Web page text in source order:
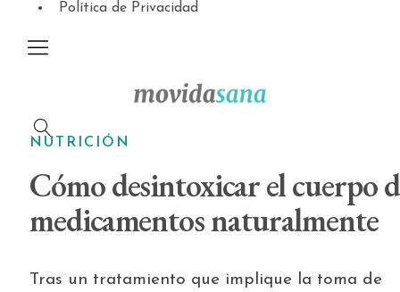
Política de Privacidad
NUTRICIÓN
Cómo desintoxicar el cuerpo
medicamentos naturalmente
Tras un tratamiento que implique la toma de